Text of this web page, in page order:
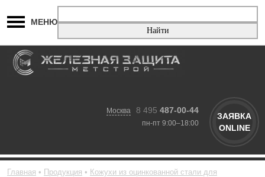
МЕНЮ
Москва 8 495 487-00-44
пн-пт 9:00–18:00
ЗАЯВКА
ONLINE
Главная Продукция
Кожухи из оцинкованной стали для